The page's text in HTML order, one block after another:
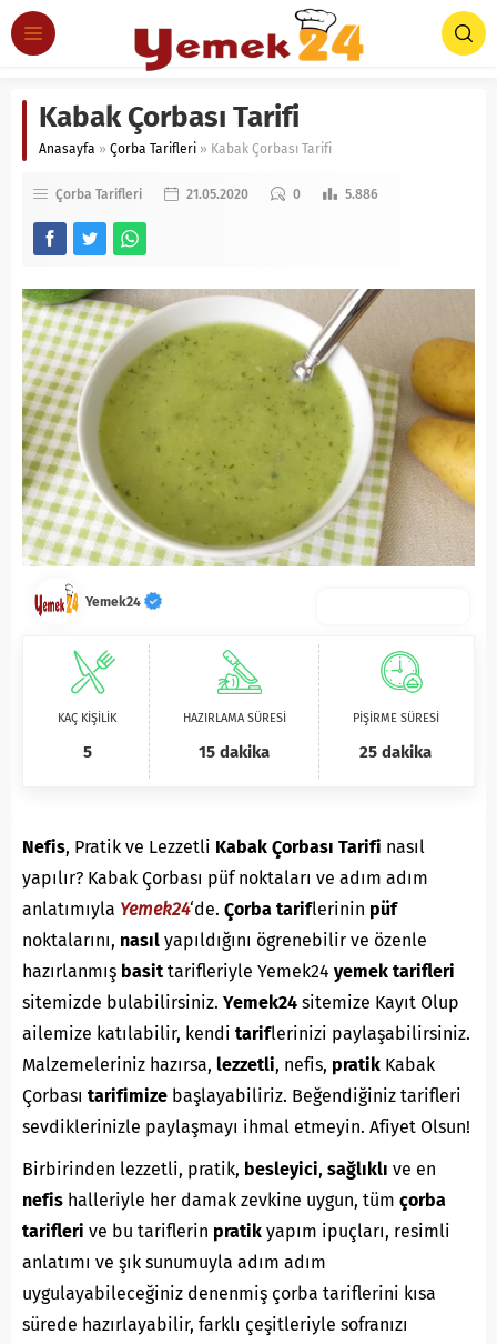
Kabak Çorbası Tarifi
Anasayfa » Çorba Tarifleri » Kabak Çorbası Tarifi
Çorba Tarifleri 21.05.2020 0 5.886
Yemek24
KAÇ KİŞİLİK
5
HAZIRLAMA SÜRESİ
15 dakika
PİŞİRME SÜRESİ
25 dakika
Nefis, Pratik ve Lezzetli Kabak Çorbası Tarifi nasıl
yapılır? Kabak Çorbası püf noktaları ve adım adım
anlatımıyla Yemek24‘de. Çorba tariflerinin püf
noktalarını, nasıl yapıldığını ögrenebilir ve özenle
hazırlanmış basittarifleriyle Yemek24 yemek tarifleri
sitemizde bulabilirsiniz. Yemek24 sitemize Kayıt Olup
ailemize katılabilir, kendi tariflerinizi paylaşabilirsiniz.
Malzemeleriniz hazırsa, lezzetli, nefis, pratik Kabak
Çorbası tarifimize başlayabiliriz. Beğendiğiniz tarifleri
sevdiklerinizle paylaşmayı ihmal etmeyin. Afiyet Olsun!
Birbirinden lezzetli, pratik, besleyici, sağlıklı ve en
nefis halleriyle her damak zevkine uygun, tüm çorba
tarifleri ve bu tariflerin pratik yapım ipuçları, resimli
anlatımı ve şık sunumuyla adım adım
uygulayabileceğiniz denenmiş çorba tariflerini kısa
sürede hazırlayabilir, farklı çeşitleriyle sofranızı